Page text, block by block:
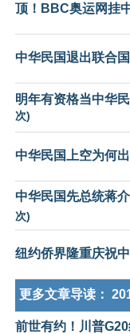
顶！BBC奥运网挂
中华民国退出联合
明年有资格当中华
次)
中华民国上空为何
中华民国先总统蒋
次)
纽约侨界隆重庆祝
更多文章导读：
前世有约！川普